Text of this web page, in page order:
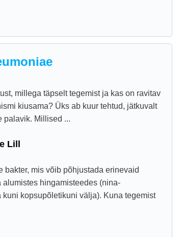
millega täpselt tegemist ja kas on ravitav
kiusama? Üks ab kuur tehtud, jätkuvalt
palavik. Millised ...
Lill
bakter, mis võib põhjustada erinevaid
hingamisteedes (nina-
kuni kopsupõletikuni välja). Kuna tegemist